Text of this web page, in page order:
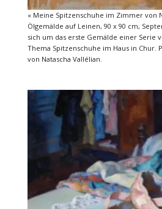
« Meine Spitzenschuhe im Zimmer von
Ölgemälde auf Leinen, 90 x 90 cm,
sich um das erste Gemälde einer Serie
Thema Spitzenschuhe im Haus in Chur.
von Natascha Vallélian.